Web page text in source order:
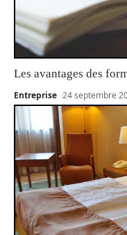
Les avantages des
Entreprise 24 septembre